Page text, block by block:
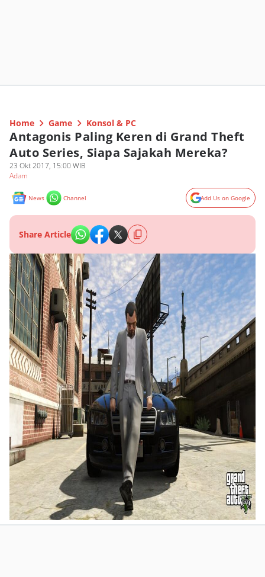
Home Game Konsol & PC
Antagonis Paling Keren di Grand Theft
Auto Series, Siapa Sajakah Mereka?
23 Okt 2017, 15:00 WIB
Adam
News Channel Add Us on Google
Share Article